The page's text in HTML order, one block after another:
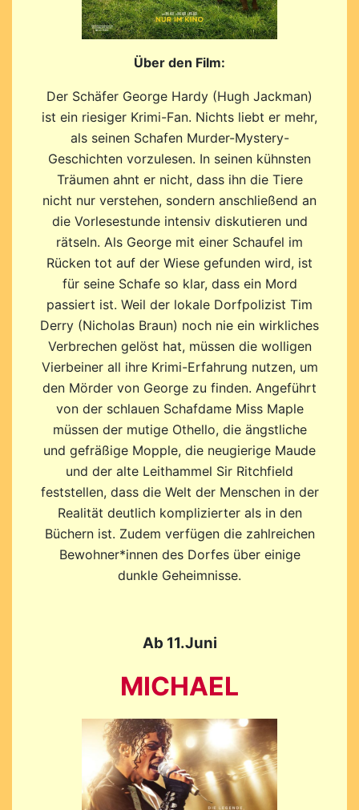
Über den Film:
Der Schäfer George Hardy (Hugh Jackman)
ist ein riesiger Krimi-Fan. Nichts liebt er mehr,
als seinen Schafen Murder-Mystery-
Geschichten vorzulesen. In seinen kühnsten
Träumen ahnt er nicht, dass ihn die Tiere
nicht nur verstehen, sondern anschließend an
die Vorlesestunde intensiv diskutieren und
rätseln. Als George mit einer Schaufel im
Rücken tot auf der Wiese gefunden wird, ist
für seine Schafe so klar, dass ein Mord
passiert ist. Weil der lokale Dorfpolizist Tim
Derry (Nicholas Braun) noch nie ein wirkliches
Verbrechen gelöst hat, müssen die wolligen
Vierbeiner all ihre Krimi-Erfahrung nutzen, um
den Mörder von George zu finden. Angeführt
von der schlauen Schafdame Miss Maple
müssen der mutige Othello, die ängstliche
und gefräßige Mopple, die neugierige Maude
und der alte Leithammel Sir Ritchfield
feststellen, dass die Welt der Menschen in der
Realität deutlich komplizierter als in den
Büchern ist. Zudem verfügen die zahlreichen
Bewohner*innen des Dorfes über einige
dunkle Geheimnisse.
Ab 11.Juni
MICHAEL